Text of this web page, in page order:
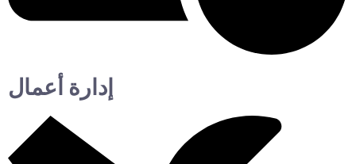
إدارة أعمال